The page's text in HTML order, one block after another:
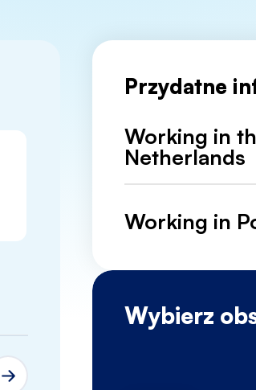
To miała być praca
Zobacz więcej
Przydatne
Working in
Netherlands
Working in
Wybierz